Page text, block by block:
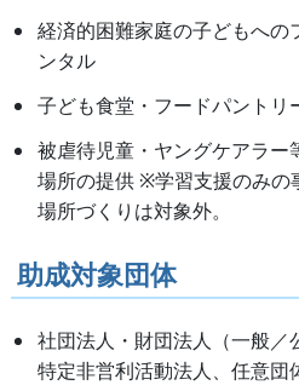
経済的困難家庭の子どもへの
ンタル
子ども食堂・フードパントリ
被虐待児童・ヤングケアラー
場所の提供 ※学習支援のみの
場所づくりは対象外。
助成対象団体
社団法人・財団法人（一般／
特定非営利活動法人、任意団